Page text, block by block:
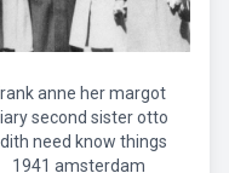
anne her margot
second sister otto
need know things
1941 amsterdam